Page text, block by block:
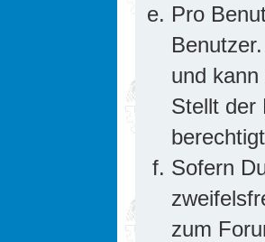
Pro
und
Stellt der
Sofern
zum